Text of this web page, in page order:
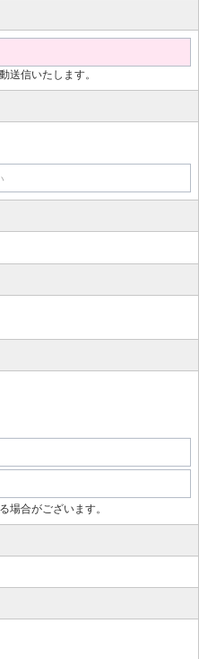
送信いたします。
場合がございます。